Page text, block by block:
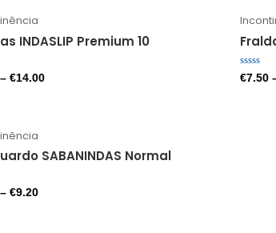
INDASLIP Premium 10
–€14.00
0
€7.50
SABANINDAS Normal
–€9.20